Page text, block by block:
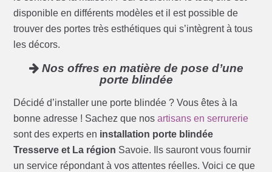
disponible en différents modèles et il est possible de
trouver des portes très esthétiques qui s’intègrent à tous
les décors.
Nos offres en matière de pose d’une
porte blindée
Décidé d’installer une porte blindée ? Vous êtes à la
bonne adresse ! Sachez que nosartisans en serrurerie
sont des experts en installation porte blindée
Tresserve et La région Savoie. Ils sauront vous fournir
un service répondant à vos attentes réelles. Voici ce que